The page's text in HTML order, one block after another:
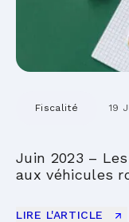
Fiscalité 19
Juin 2023 –
aux véhicules
LIRE L'ARTICLE